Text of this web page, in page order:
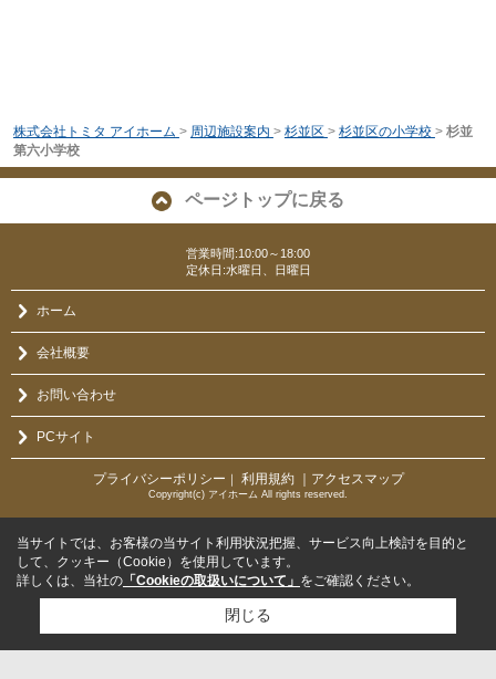
株式会社トミタ アイホーム > 周辺施設案内 > 杉並区 > 杉並区の小学校 > 杉並
第六小学校
ページトップに戻る
営業時間:10:00～18:00
定休日:水曜日、日曜日
ホーム
会社概要
お問い合わせ
PCサイト
プライバシーポリシー ｜ 利用規約 ｜アクセスマップ
Copyright(c) アイホーム All rights reserved.
当サイトでは、お客様の当サイト利用状況把握、サービス向上検討を目的と
して、クッキー（Cookie）を使用しています。
詳しくは、当社の 「Cookieの取扱いについて」 をご確認ください。
閉じる